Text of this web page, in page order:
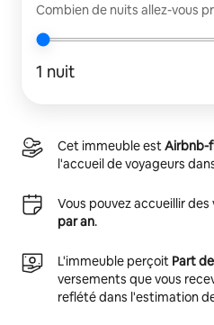
Combien de nuits allez-vous
1 nuit
Cet immeuble estAirbnb-
l'accueil de voyageurs
Vous pouvez accueillir
par an.
L'immeuble perçoit Part
versements que vous
reflété dans l'estimation